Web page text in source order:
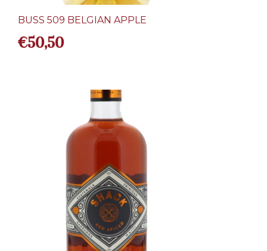
BUSS 509 BELGIAN APPLE
€50,50